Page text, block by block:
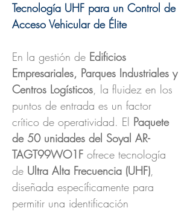
Tecnología UHF para un Control de
Acceso Vehicular de Élite
En la gestión de Edificios
Empresariales, Parques Industriales y
Centros Logísticos, la fluidez en los
puntos de entrada es un factor
crítico de operatividad. El Paquete
de 50 unidades del Soyal AR-
TAGT99WO1F ofrece tecnología
de Ultra Alta Frecuencia (UHF),
diseñada específicamente para
permitir una identificación